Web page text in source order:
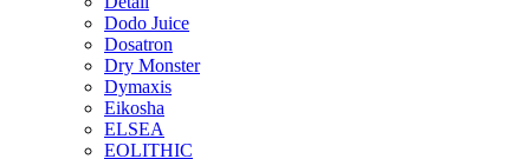
Dodo Juice
Dosatron
Dry Monster
Dymaxis
Eikosha
ELSEA
EOLITHIC